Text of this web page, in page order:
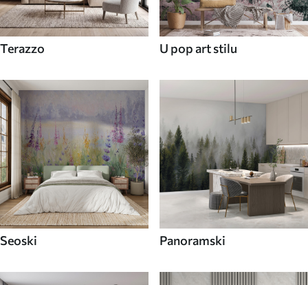
Terazzo U pop art stilu
Seoski Panoramski